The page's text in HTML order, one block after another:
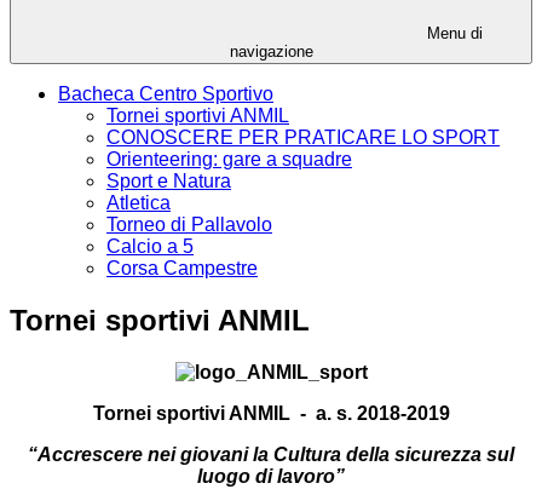
Menu di
navigazione
Bacheca Centro Sportivo
Tornei sportivi ANMIL
CONOSCERE PER PRATICARE LO SPORT
Orienteering: gare a squadre
Sport e Natura
Atletica
Torneo di Pallavolo
Calcio a 5
Corsa Campestre
Tornei sportivi ANMIL
Tornei sportivi ANMIL - a. s. 2018-2019
“Accrescere nei giovani la Cultura della sicurezza sul
luogo di lavoro”